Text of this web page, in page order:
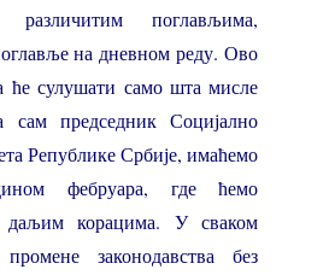
поглављима,
на дневном реду. Ово
ће сулушати само шта мисле
сам председник Социјално
Републике Србије, имаћемо
фебруара, где ћемо
даљим корацима. У сваком
законодавства без